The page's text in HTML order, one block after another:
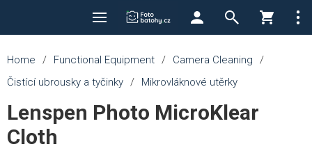
Home / Functional Equipment / Camera Cleaning
/
Čistící ubrousky a tyčinky / Mikrovláknové utěrky
Lenspen Photo MicroKlear
Cloth